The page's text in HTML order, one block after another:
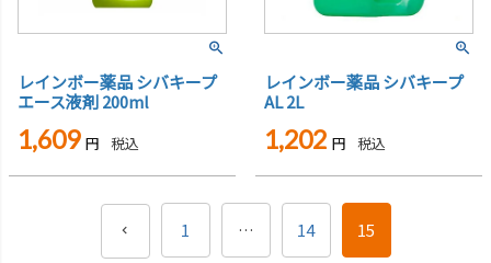
レインボー薬品 シバキープ
エース液剤 200ml
1,609 税込
レインボー薬品 シバキープ
AL 2L
1,202 税込
1 … 14 15